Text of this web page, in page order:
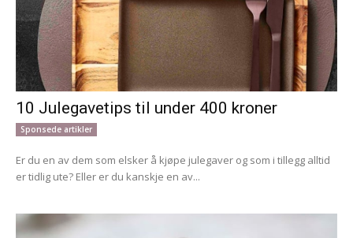
10 Julegavetips til under 400 kroner
Sponsede artikler
Er du en av dem som elsker å kjøpe julegaver og som i tillegg alltid
er tidlig ute? Eller er du kanskje en av...